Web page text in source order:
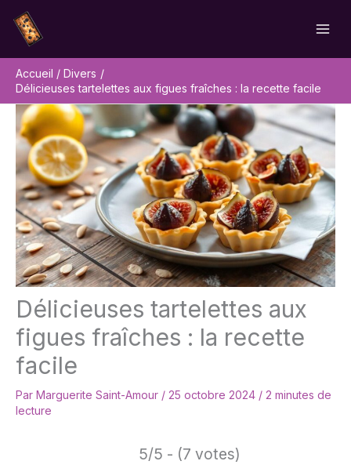
contenu
Accueil
Divers
Délicieuses tartelettes aux figues fraîches : la recette facile
Délicieuses tartelettes aux
figues fraîches : la recette
facile
Par Marguerite Saint-Amour / 25 octobre 2024 / 2 minutes de
lecture
5/5 - (7 votes)
Rechercher